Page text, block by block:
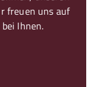
freuen uns auf
Ihnen.